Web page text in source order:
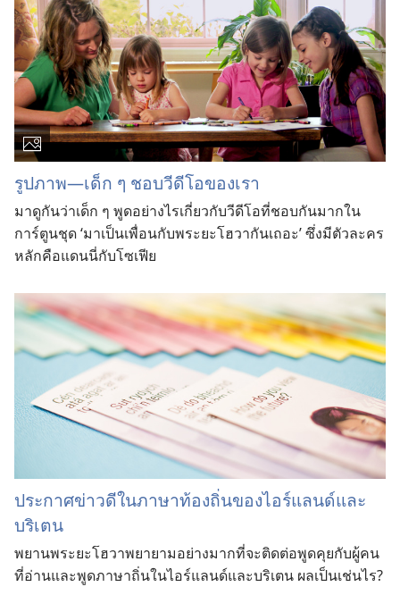
รูปภาพ—เด็ก ๆ ชอบวีดีโอของเรา
มาดูกันว่าเด็ก ๆ พูดอย่างไรเกี่ยวกับวีดีโอที่ชอบกันมากใน
การ์ตูนชุด ‘มาเป็นเพื่อนกับพระยะโฮวากันเถอะ’ ซึ่งมีตัวละคร
หลักคือแดนนี่กับโซเฟีย
ประกาศข่าวดีในภาษาท้องถิ่นของไอร์แลนด์และ
บริเตน
พยานพระยะโฮวาพยายามอย่างมากที่จะติดต่อพูดคุยกับผู้คน
ที่อ่านและพูดภาษาถิ่นในไอร์แลนด์และบริเตน ผลเป็นเช่นไร?